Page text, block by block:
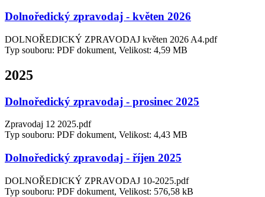
Dolnoředický zpravodaj - květen 2026
DOLNOŘEDICKÝ ZPRAVODAJ květen 2026 A4.pdf
Typ souboru: PDF dokument, Velikost: 4,59 MB
2025
Dolnoředický zpravodaj - prosinec 2025
Zpravodaj 12 2025.pdf
Typ souboru: PDF dokument, Velikost: 4,43 MB
Dolnoředický zpravodaj - říjen 2025
DOLNOŘEDICKÝ ZPRAVODAJ 10-2025.pdf
Typ souboru: PDF dokument, Velikost: 576,58 kB